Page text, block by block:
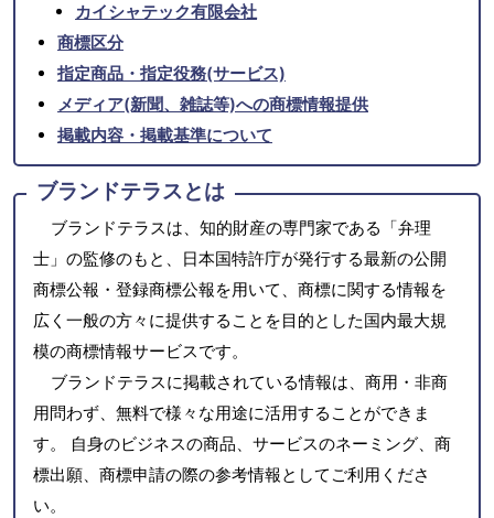
カイシャテック有限会社
商標区分
指定商品・指定役務(サービス)
メディア(新聞、雑誌等)への商標情報提供
掲載内容・掲載基準について
ブランドテラスとは
ブランドテラスは、知的財産の専門家である「弁理
士」の監修のもと、日本国特許庁が発行する最新の公開
商標公報・登録商標公報を用いて、商標に関する情報を
広く一般の方々に提供することを目的とした国内最大規
模の商標情報サービスです。
ブランドテラスに掲載されている情報は、商用・非商
用問わず、無料で様々な用途に活用することができま
す。 自身のビジネスの商品、サービスのネーミング、商
標出願、商標申請の際の参考情報としてご利用くださ
い。